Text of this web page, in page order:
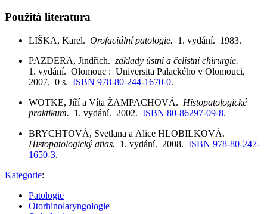
Použitá literatura
LIŠKA, Karel. Orofaciální patologie. 1. vydání. 1983.
PAZDERA, Jindřich. základy ústní a čelistní chirurgie.
1. vydání. Olomouc : Universita Palackého v Olomouci,
2007. 0 s. ISBN 978-80-244-1670-0.
WOTKE, Jiří a Víta ŽAMPACHOVÁ. Histopatologické
praktikum. 1. vydání. 2002. ISBN 80-86297-09-8.
BRYCHTOVÁ, Svetlana a Alice HLOBILKOVÁ.
Histopatologický atlas. 1. vydání. 2008. ISBN 978-80-247-
1650-3.
Kategorie:
Patologie
Otorhinolaryngologie